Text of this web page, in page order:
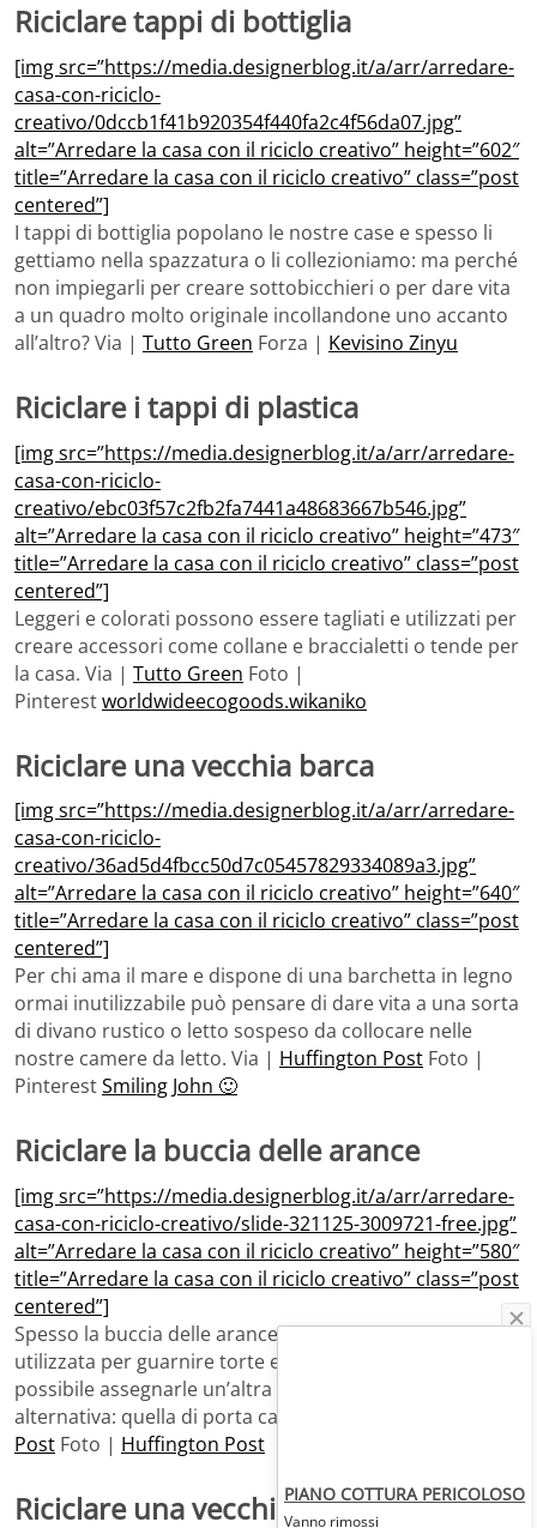
Riciclare tappi di bottiglia
[img src=”https://media.designerblog.it/a/arr/arredare-
casa-con-riciclo-
creativo/0dccb1f41b920354f440fa2c4f56da07.jpg”
alt=”Arredare la casa con il riciclo creativo” height=”602″
title=”Arredare la casa con il riciclo creativo” class=”post
centered”]
I tappi di bottiglia popolano le nostre case e spesso li
gettiamo nella spazzatura o li collezioniamo: ma perché
non impiegarli per creare sottobicchieri o per dare vita
a un quadro molto originale incollandone uno accanto
all’altro? Via | Tutto Green Forza | Kevisino Zinyu
Riciclare i tappi di plastica
[img src=”https://media.designerblog.it/a/arr/arredare-
casa-con-riciclo-
creativo/ebc03f57c2fb2fa7441a48683667b546.jpg”
alt=”Arredare la casa con il riciclo creativo” height=”473″
title=”Arredare la casa con il riciclo creativo” class=”post
centered”]
Leggeri e colorati possono essere tagliati e utilizzati per
creare accessori come collane e braccialetti o tende per
la casa. Via | Tutto Green Foto |
Pinterestworldwideecogoods.wikaniko
Riciclare una vecchia barca
[img src=”https://media.designerblog.it/a/arr/arredare-
casa-con-riciclo-
creativo/36ad5d4fbcc50d7c05457829334089a3.jpg”
alt=”Arredare la casa con il riciclo creativo” height=”640″
title=”Arredare la casa con il riciclo creativo” class=”post
centered”]
Per chi ama il mare e dispone di una barchetta in legno
ormai inutilizzabile può pensare di dare vita a una sorta
di divano rustico o letto sospeso da collocare nelle
nostre camere da letto. Via | Huffington Post Foto |
PinterestSmiling John 🙂
Riciclare la buccia delle arance
[img src=”https://media.designerblog.it/a/arr/arredare-
casa-con-riciclo-creativo/slide-321125-3009721-free.jpg”
alt=”Arredare la casa con il riciclo creativo” height=”580″
title=”Arredare la casa con il riciclo creativo” class=”post
centered”]
Spesso la buccia delle arance viene gettata via, oppure
utilizzata per guarnire torte e pasticcini. Tuttavia è
possibile assegnarle un’altra funzione originale e
alternativa: quella di porta candele. Via |
Post Foto | Huffington Post
Riciclare una vecchia scopaPIANO COTTURA PERICOLOSO
Vanno rimossi